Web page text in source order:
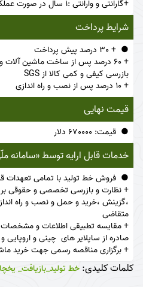
+گارانتی و وارانتی :1 سال در صورت عملکرد نرمال
شرایط پرداخت
+ 30 درصد پیش پرداخت
+ 60 درصد پس از ساخت ماشین آلات
بازرسی کیفی و کمی کالا از SGS
+ 10 درصد پس از نصب و راه اندازی
قیمت نهایی
قیمت: 670000 دلار
خدمات قابل ارایه توسط «سامانه
فروش خط تولید با تمامی تعهدات
+ نظارت و بازرسی تخصصی و حقوقی بر
،گزینش ،خرید و حمل و نصب و راه
متقاضی
+ مقایسه تطبیقی اطلاعات و مشخصات
صادره از ساپلایر های چینی و
+ برگزاری مناقصه رسمی جهت خرید
کلمات کلیدی: خط تولید_بازیافت_